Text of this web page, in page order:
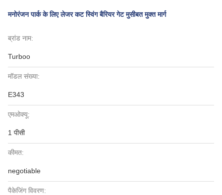
मनोरंजन पार्क के लिए लेजर कट स्विंग बैरियर गेट मुसीबत मुक्त मार्ग
ब्रांड नाम:
Turboo
मॉडल संख्या:
E343
एमओक्यू:
1 पीसी
कीमत:
negotiable
पैकेजिंग विवरण: